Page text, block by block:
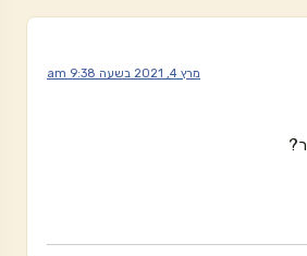
מרץ 4, 2021 בשעה 9:38 am